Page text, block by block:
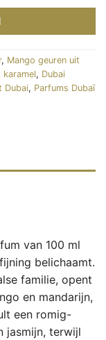
, Mango geuren uit
karamel, Dubai
Dubai, Parfums Dubaï
van 100 ml
belichaamt.
familie, opent
en mandarijn,
een romig-
jasmijn, terwijl